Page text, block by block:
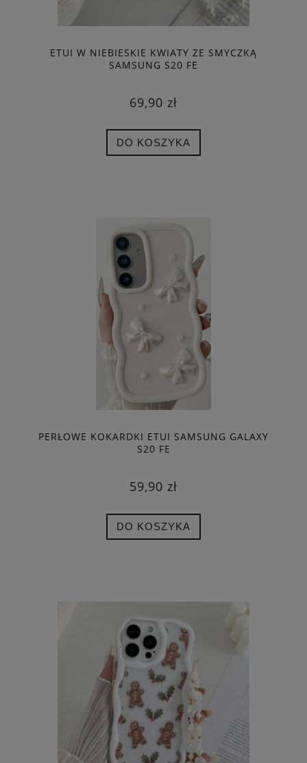
ETUI W NIEBIESKIE KWIATY ZE SMYCZKĄ
SAMSUNG S20 FE
69,90 zł
DO KOSZYKA
PERŁOWE KOKARDKI ETUI SAMSUNG GALAXY
S20 FE
59,90 zł
DO KOSZYKA